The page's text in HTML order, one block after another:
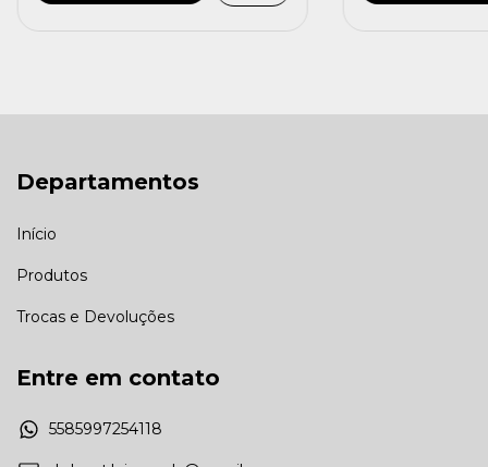
Departamentos
Início
Produtos
Trocas e Devoluções
Entre em contato
5585997254118